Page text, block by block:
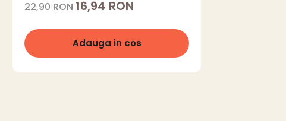
22,90 RON16,94 RON
Adauga in cos